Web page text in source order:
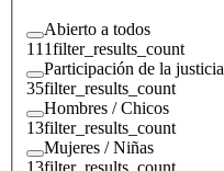
Abierto a todos
111filter_results_count
Participación de la justicia
35filter_results_count
Hombres / Chicos
13filter_results_count
Mujeres / Niñas
13filter_results_count